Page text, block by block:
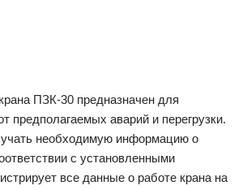
ПЗК-30 предназначен для
предполагаемых аварий и перегрузки.
необходимую информацию о
с установленными
все данные о работе крана на